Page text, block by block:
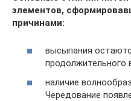
элементов,
причинами:
высыпания
продолжительного
наличие
Чередование